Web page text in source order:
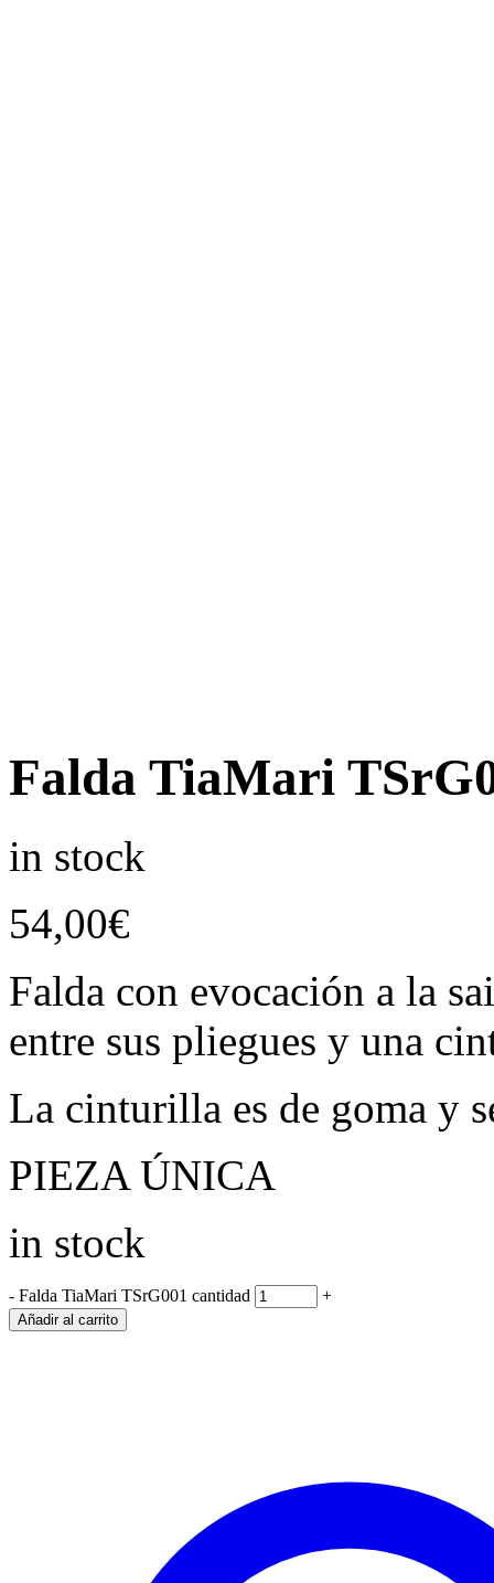
Falda TiaMari
in stock
54,00€
Falda con evocación a la
entre sus pliegues y una
La cinturilla es de goma y
PIEZA ÚNICA
in stock
- Falda TiaMari TSrG001 cantidad +
Añadir al carrito